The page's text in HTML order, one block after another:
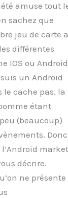
amuse tout
sachez que
jeu de carte a
différentes
IOS ou
un Android
le cache pas, la
étant
(beaucoup)
Donc
l’Android market
décrire.
ne présente